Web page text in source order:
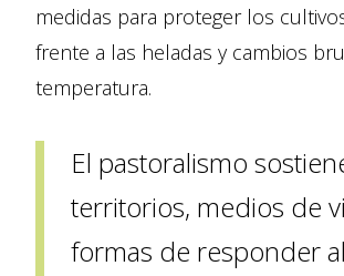
medidas para proteger los
frente a las heladas y cambios
temperatura.
El pastoralismo
territorios, medios de
formas de responder al